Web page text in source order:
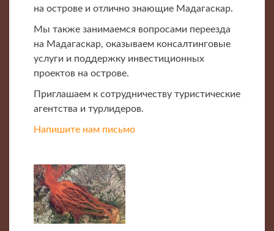
на острове и отлично знающие Мадагаскар.
Мы также занимаемся вопросами переезда
на Мадагаскар, оказываем консалтинговые
услуги и поддержку инвестиционных
проектов на острове.
Приглашаем к сотрудничеству туристические
агентства и турлидеров.
Напишите нам письмо